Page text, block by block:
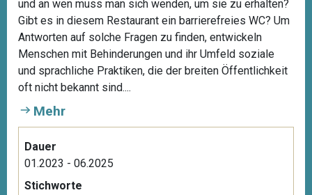
o
r
e
h
e
d
und an wen muss man sich wenden, um sie zu erhalten?
Gibt es in diesem Restaurant ein barrierefreies WC? Um
Antworten auf solche Fragen zu finden, entwickeln
Menschen mit Behinderungen und ihr Umfeld soziale
und sprachliche Praktiken, die der breiten Öffentlichkeit
oft nicht bekannt sind....
Mehr
Dauer
01.2023 - 06.2025
Stichworte